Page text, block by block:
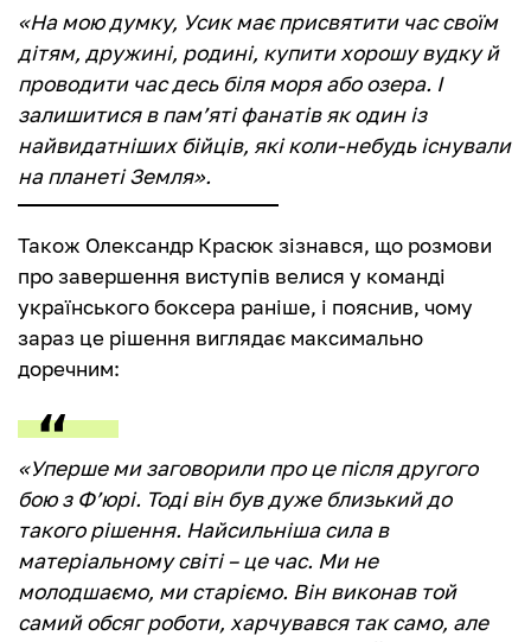
«На мою думку, Усик має присвятити час своїм
дітям, дружині, родині, купити хорошу вудку й
проводити час десь біля моря або озера. І
залишитися в пам’яті фанатів як один із
найвидатніших бійців, які коли-небудь існували
на планеті Земля».
Також Олександр Красюк зізнався, що розмови
про завершення виступів велися у команді
українського боксера раніше, і пояснив, чому
зараз це рішення виглядає максимально
доречним:
«Уперше ми заговорили про це після другого
бою з Ф’юрі. Тоді він був дуже близький до
такого рішення. Найсильніша сила в
матеріальному світі – це час. Ми не
молодшаємо, ми старіємо. Він виконав той
самий обсяг роботи, харчувався так само, але